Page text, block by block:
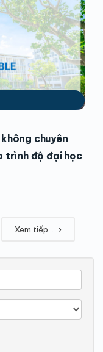
chuyên
trình độ đại học
Xem tiếp...